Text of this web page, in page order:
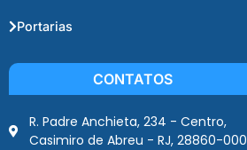
Portarias
CONTATOS
R. Padre Anchieta, 234 - Centro,
Casimiro de Abreu - RJ, 28860-000